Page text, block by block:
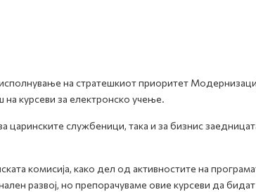
на стратешкиот приоритет
курсеви за електронско учење.
царинските службеници, така и за бизнис
комисија, како дел од активностите на
развој, но препорачуваме овие курсеви да